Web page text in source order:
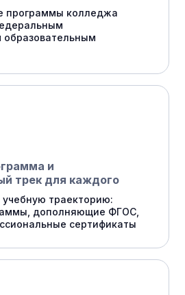
программы колледжа
образовательным
и
трек для каждого
траекторию:
дополняющие ФГОС,
сертификаты